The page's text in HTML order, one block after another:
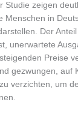
Studie zeigen
Menschen in
Der
unerwartete
Preise
gezwungen, auf
verzichten, um